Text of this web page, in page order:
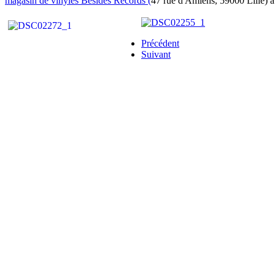
Précédent
Suivant